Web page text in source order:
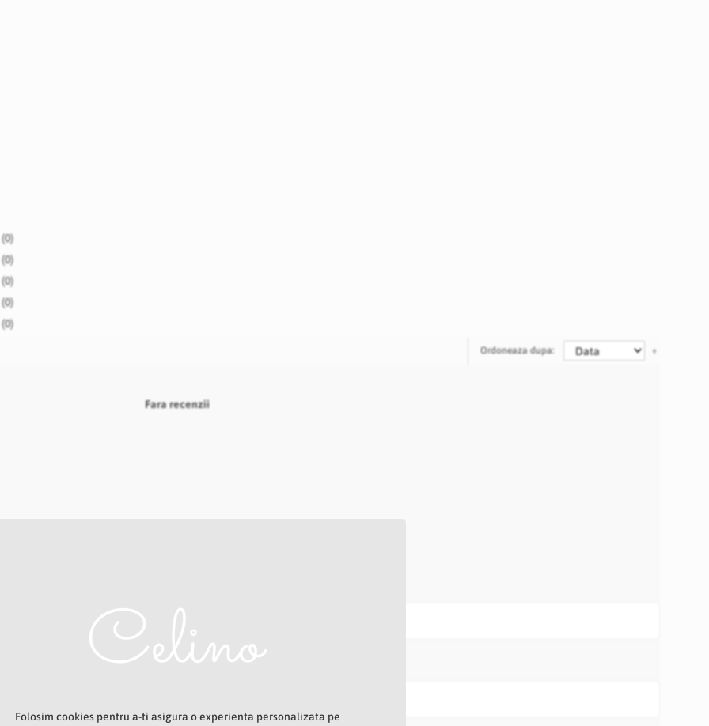
Ordoneaza dupa:
Fara recenzii
Titlu
Folosim cookies pentru a-ti asigura o experienta personalizata pe